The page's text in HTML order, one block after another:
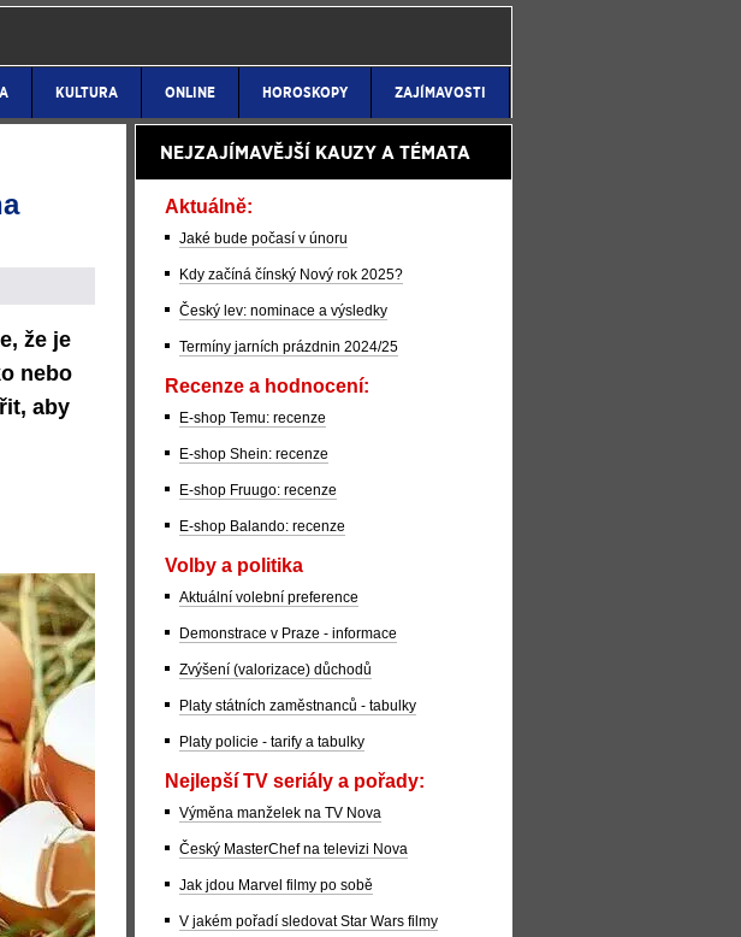
KULTURA ONLINE HOROSKOPY ZAJÍMAVOSTI
že je
nebo
aby
NEJZAJÍMAVĚJŠÍ KAUZY A TÉMATA
Aktuálně:
Jaké bude počasí v únoru
Kdy začíná čínský Nový rok 2025?
Český lev: nominace a výsledky
Termíny jarních prázdnin 2024/25
Recenze a hodnocení:
E-shop Temu: recenze
E-shop Shein: recenze
E-shop Fruugo: recenze
E-shop Balando: recenze
Volby a politika
Aktuální volební preference
Demonstrace v Praze - informace
Zvýšení (valorizace) důchodů
Platy státních zaměstnanců - tabulky
Platy policie - tarify a tabulky
Nejlepší TV seriály a pořady:
Výměna manželek na TV Nova
Český MasterChef na televizi Nova
Jak jdou Marvel filmy po sobě
V jakém pořadí sledovat Star Wars filmy